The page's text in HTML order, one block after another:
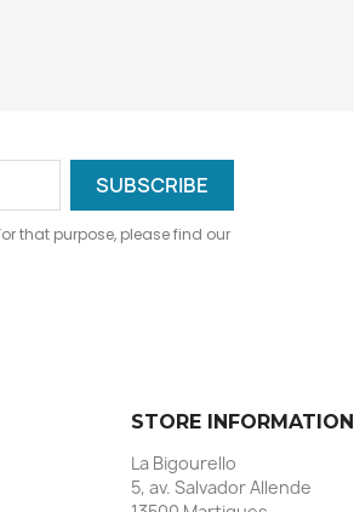
that purpose, please find our
STORE INFORMATION
La Bigourello
5, av. Salvador Allende